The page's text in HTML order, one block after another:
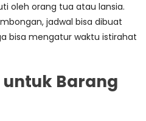
oleh orang tua atau lansia.
jadwal bisa dibuat
bisa mengatur waktu istirahat
untuk Barang